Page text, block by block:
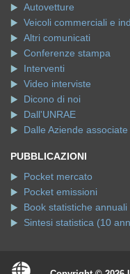
Autovetture
Veicoli commerciali e
Altri comunicati
Conferenze stampa
Interventi
Video interviste
Dicono di noi
Dall'UNRAE
Dalle Aziende associate
PUBBLICAZIONI
Pocket mercato
Pocket emissioni
Book statistiche annuali
Sintesi statistica (10